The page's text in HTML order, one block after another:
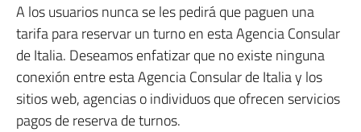
A los usuarios nunca se les pedirá que paguen una
tarifa para reservar un turno en esta Agencia Consular
de Italia. Deseamos enfatizar que no existe ninguna
conexión entre esta Agencia Consular de Italia y los
sitios web, agencias o individuos que ofrecen servicios
pagos de reserva de turnos.